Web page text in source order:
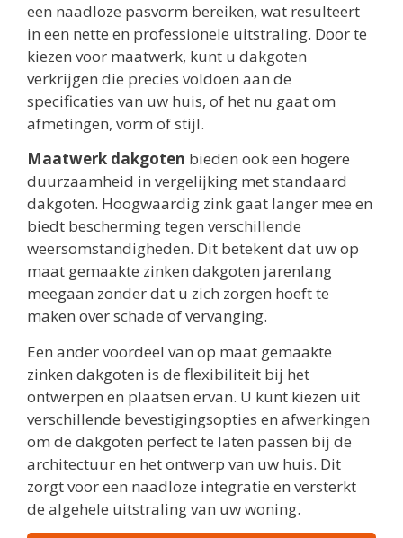
een naadloze pasvorm bereiken, wat resulteert
in een nette en professionele uitstraling. Door te
kiezen voor maatwerk, kunt u dakgoten
verkrijgen die precies voldoen aan de
specificaties van uw huis, of het nu gaat om
afmetingen, vorm of stijl.
Maatwerk dakgoten bieden ook een hogere
duurzaamheid in vergelijking met standaard
dakgoten. Hoogwaardig zink gaat langer mee en
biedt bescherming tegen verschillende
weersomstandigheden. Dit betekent dat uw op
maat gemaakte zinken dakgoten jarenlang
meegaan zonder dat u zich zorgen hoeft te
maken over schade of vervanging.
Een ander voordeel van op maat gemaakte
zinken dakgoten is de flexibiliteit bij het
ontwerpen en plaatsen ervan. U kunt kiezen uit
verschillende bevestigingsopties en afwerkingen
om de dakgoten perfect te laten passen bij de
architectuur en het ontwerp van uw huis. Dit
zorgt voor een naadloze integratie en versterkt
de algehele uitstraling van uw woning.